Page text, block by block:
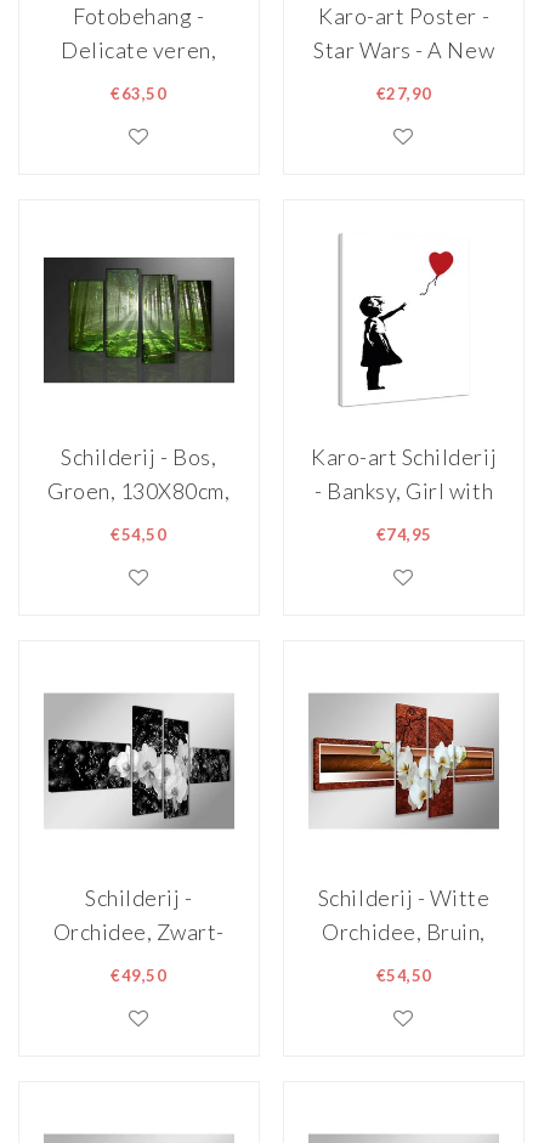
Fotobehang -
Delicate veren,
premium print,
behanglijm
€63,50
Karo-art Poster -
Star Wars - A New
Hope, Originele
Premium Print,
€27,90
Schilderij - Bos,
Groen, 130X80cm,
4luik
€54,50
Karo-art Schilderij
- Banksy, Girl with
Balloon, Meisje
70x100cm.Premium
€74,95
Schilderij -
Orchidee, Zwart-
Wit, 160X70cm,
€49,50
Schilderij - Witte
Orchidee, Bruin,
160X70cm, 4luik
€54,50